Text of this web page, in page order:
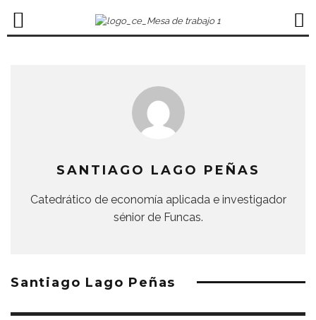
SANTIAGO LAGO PEÑAS
Catedrático de economía aplicada e investigador
sénior de Funcas.
Santiago Lago Peñas